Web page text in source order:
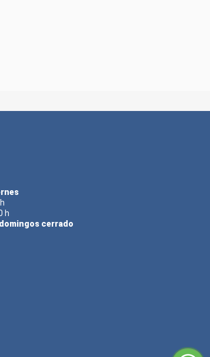
h
cerrado